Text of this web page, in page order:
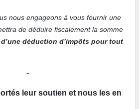
nous engageons à vous fournir une
de déduire fiscalement la somme
déduction d’impôts pour tout
-
leur soutien et nous les en